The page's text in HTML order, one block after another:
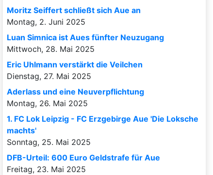
Moritz Seiffert schließt sich Aue an
Montag, 2. Juni 2025
Luan Simnica ist Aues fünfter Neuzugang
Mittwoch, 28. Mai 2025
Eric Uhlmann verstärkt die Veilchen
Dienstag, 27. Mai 2025
Aderlass und eine Neuverpflichtung
Montag, 26. Mai 2025
1. FC Lok Leipzig - FC Erzgebirge Aue 'Die Loksche
machts'
Sonntag, 25. Mai 2025
DFB-Urteil: 600 Euro Geldstrafe für Aue
Freitag, 23. Mai 2025